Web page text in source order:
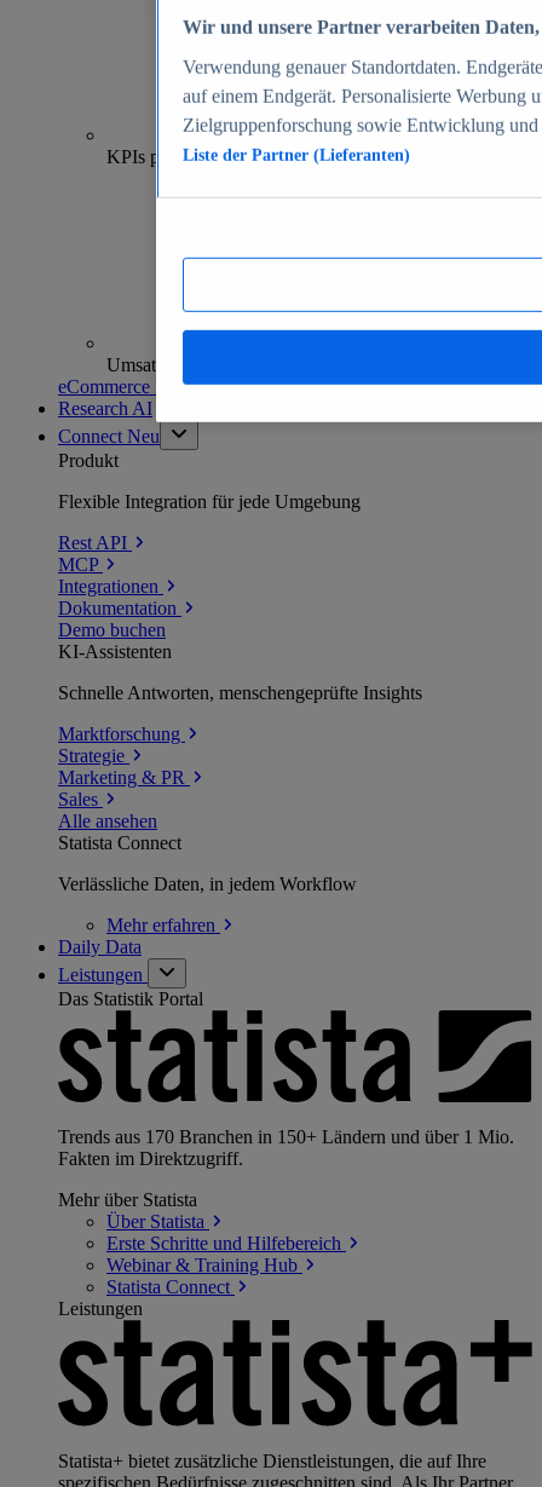
70+
KPIs pro Shop
Umsatzanalysen und -prognosen
eCommerce Insights entdecken
Research AI
Connect Neu
Produkt
Flexible Integration für jede Umgebung
Rest API
MCP
Integrationen
Dokumentation
Demo buchen
KI-Assistenten
Schnelle Antworten, menschengeprüfte Insights
Marktforschung
Strategie
Marketing & PR
Sales
Alle ansehen
Statista Connect
Verlässliche Daten, in jedem Workflow
Mehrerfahren
Daily Data
Leistungen
Das Statistik Portal
Trends aus 170 Branchen in 150+ Ländern und über 1 Mio.
Fakten im Direktzugriff.
Mehr über Statista
Über Statista
Erste Schritte und Hilfebereich
Webinar & Training Hub
Statista Connect
Leistungen
Statista+ bietet zusätzliche Dienstleistungen, die auf Ihre
spezifischen Bedürfnisse zugeschnitten sind. Als Ihr Partner
Wir und unsere Partner verarbeiten
Verwendung genauer Standortdaten.
auf einem Endgerät. Personalisierte Werbung
Zielgruppenforschung sowie Entwicklung
Liste der Partner (Lieferanten)